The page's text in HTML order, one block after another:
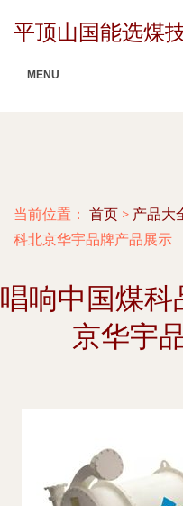
平顶山国能选煤
MENU
当前位置： 首页 > 产品大
科北京华宇品牌产品展示
唱响中国煤
京华宇